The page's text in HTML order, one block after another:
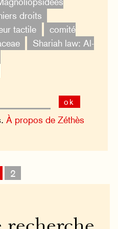
droits
tactile
comité
Shariah law: Al-
ok
À propos de Zéthès
2